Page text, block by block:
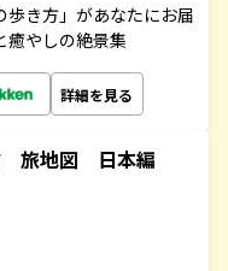
き方」があなたにお届
癒やしの絶景集
詳細を見る
旅地図 日本編